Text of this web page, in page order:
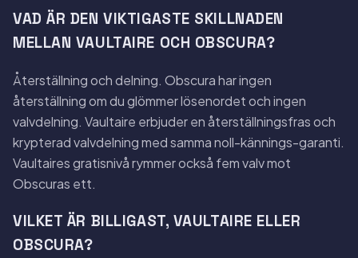
VAD ÄR DEN VIKTIGASTE SKILLNADEN
MELLAN VAULTAIRE OCH OBSCURA?
Återställning och delning. Obscura har ingen
återställning om du glömmer lösenordet och ingen
valvdelning. Vaultaire erbjuder en återställningsfras och
krypterad valvdelning med samma noll-kännings-garanti.
Vaultaires gratisnivå rymmer också fem valv mot
Obscuras ett.
VILKET ÄR BILLIGAST, VAULTAIRE ELLER
OBSCURA?